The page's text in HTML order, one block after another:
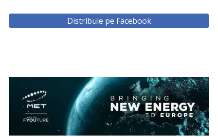
Distribuie pe Facebook